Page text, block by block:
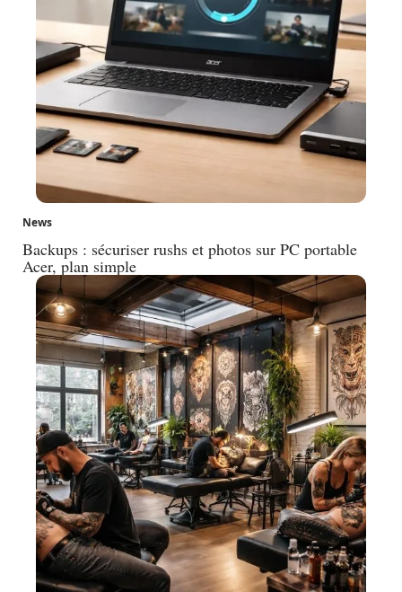
News
Backups : sécuriser rushs et photos sur PC portable
Acer, plan simple